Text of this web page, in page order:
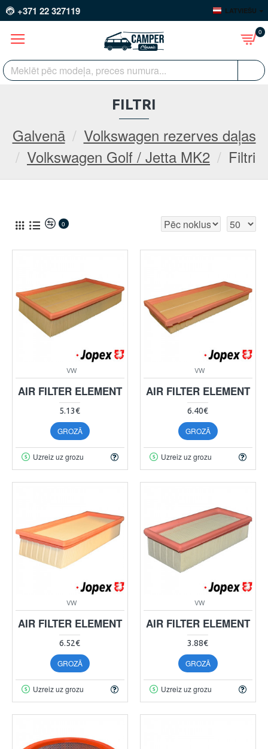
+371 22 327119 LATVIEŠU
0
Galvenā
Volkswagen rezerves daļas
Volkswagen Golf / Jetta MK2
Filtri
FILTRI
0
VW
AIR FILTER ELEMENT
5.13€
GROZĀ
Uzreiz uz grozu
VW
AIR FILTER ELEMENT
6.40€
GROZĀ
Uzreiz uz grozu
VW
AIR FILTER ELEMENT
6.52€
GROZĀ
Uzreiz uz grozu
VW
AIR FILTER ELEMENT
3.88€
GROZĀ
Uzreiz uz grozu